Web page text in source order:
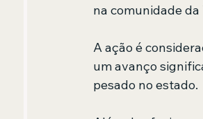
na comunidade da
A ação é
um avanço
pesado no estado.